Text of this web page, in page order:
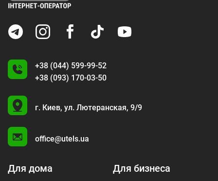
+38 (044) 599-99-52
+38 (093) 170-03-50
U
г. Киев, ул. Лютеранская, 9/9
office@utels.ua
Для дома Для бизнеса